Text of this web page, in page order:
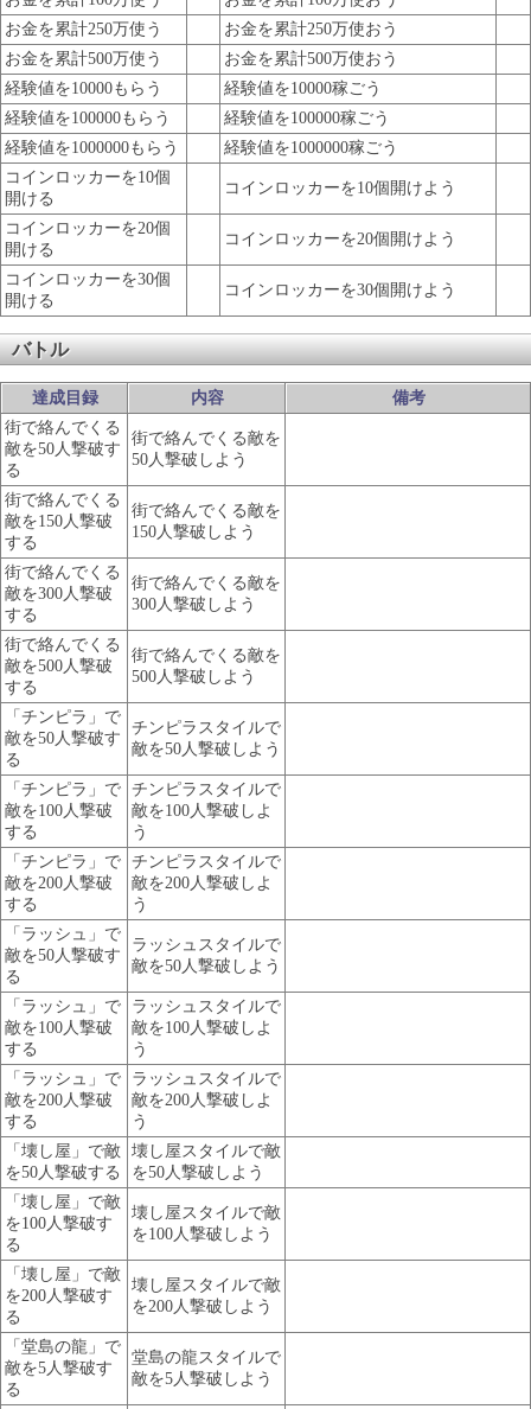
お金を累計250万使う
お金を累計250万使おう
お金を累計500万使う
お金を累計500万使おう
経験値を10000もらう
経験値を10000稼ごう
経験値を100000もらう
経験値を100000稼ごう
経験値を1000000もらう
経験値を1000000稼ごう
コインロッカーを10個
開ける
コインロッカーを10個開けよう
コインロッカーを20個
開ける
コインロッカーを20個開けよう
コインロッカーを30個
開ける
コインロッカーを30個開けよう
バトル
達成目録 内容
備考
街で絡んでくる
敵を50人撃破す
る
街で絡んでくる敵を
50人撃破しよう
街で絡んでくる
敵を150人撃破
する
街で絡んでくる敵を
150人撃破しよう
街で絡んでくる
敵を300人撃破
する
街で絡んでくる敵を
300人撃破しよう
街で絡んでくる
敵を500人撃破
する
街で絡んでくる敵を
500人撃破しよう
「チンピラ」で
敵を50人撃破す
る
チンピラスタイルで
敵を50人撃破しよう
「チンピラ」で
敵を100人撃破
する
チンピラスタイルで
敵を100人撃破しよ
う
「チンピラ」で
敵を200人撃破
する
チンピラスタイルで
敵を200人撃破しよ
う
「ラッシュ」で
敵を50人撃破す
る
ラッシュスタイルで
敵を50人撃破しよう
「ラッシュ」で
敵を100人撃破
する
ラッシュスタイルで
敵を100人撃破しよ
う
「ラッシュ」で
敵を200人撃破
する
ラッシュスタイルで
敵を200人撃破しよ
う
「壊し屋」で敵
を50人撃破する
壊し屋スタイルで敵
を50人撃破しよう
「壊し屋」で敵
を100人撃破す
る
壊し屋スタイルで敵
を100人撃破しよう
「壊し屋」で敵
を200人撃破す
る
壊し屋スタイルで敵
を200人撃破しよう
「堂島の龍」で
敵を5人撃破す
る
堂島の龍スタイルで
敵を5人撃破しよう